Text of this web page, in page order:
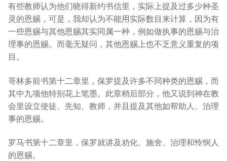
有些教师认为他们晓得新约书信里，实际上提及过多少种圣
灵的恩赐，可是，我却认为不能用实际数目来计算，因为有
一些恩赐与其他恩赐其实同属一种，例如做执事的恩赐与治
理事的恩赐。而毫无疑问，其他恩赐上也不乏意义重复的项
目。
哥林多前书第十二章里，保罗提及许多不同种类的恩赐，而
其中九项他特别花上笔墨。此章稍后部分，他又说到神在教
会里设立使徒、先知、教师，并且提及其他如帮助人、治理
事的恩赐。
罗马书第十二章里，保罗就讲及劝化、施舍、治理和怜悯人
的恩赐。